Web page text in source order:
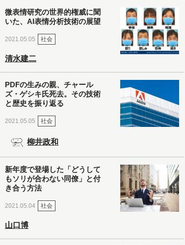
微表情研究の世界的権威に聞
いた、AI表情分析技術の展望
2021.05.05 社会
清水建二
PDFの生みの親、チャール
ズ・ゲシキ氏死去。その技術
と歴史を振り返る
2021.05.05 社会
柳井政和
新年度で登場した「どうして
もソリが合わない同僚」と付
き合う方法
2021.05.04 社会
山口博